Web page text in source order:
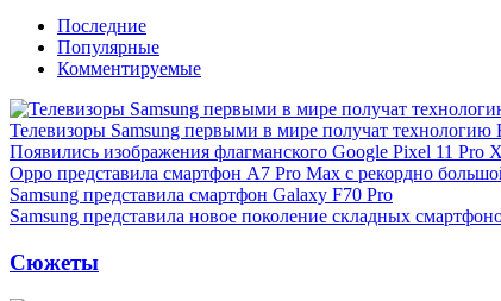
Последние
Популярные
Комментируемые
Телевизоры Samsung первыми в мире получат технологию
Появились изображения флагманского Google Pixel 11 Pro
Oppo представила смартфон A7 Pro Max с рекордно
Samsung представила смартфон Galaxy F70 Pro
Samsung представила новое поколение складных
Сюжеты